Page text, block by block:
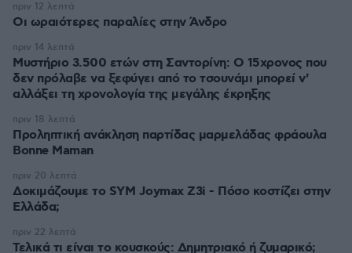
Οι ωραιότερες παραλίες στην Άνδρο
πριν 12 λεπτά
Μυστήριο 3.500 ετών στη Σαντορίνη: Ο 15χρονος που
δεν πρόλαβε να ξεφύγει από το τσουνάμι μπορεί ν'
αλλάξει τη χρονολογία της μεγάλης έκρηξης
πριν 14 λεπτά
Προληπτική ανάκληση παρτίδας μαρμελάδας φράουλα
Bonne Maman
πριν 18 λεπτά
Δοκιμάζουμε το SYM Joymax Z3i - Πόσο κοστίζει στην
Ελλάδα;
πριν 20 λεπτά
Τελικά τι είναι το κουσκούς: Δημητριακό ή ζυμαρικό;
πριν 22 λεπτά